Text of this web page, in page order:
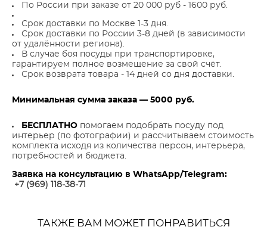
По России при заказе от 20 000 руб - 1600 руб.
Срок доставки по Москве 1-3 дня.
Срок доставки по России 3-8 дней (в зависимости
от удалённости региона).
В случае боя посуды при транспортировке,
гарантируем полное возмещение за свой счёт.
Срок возврата товара - 14 дней со дня доставки.
Минимальная сумма заказа — 5000 руб.
БЕСПЛАТНО помогаем подобрать посуду под
интерьер (по фотографии) и рассчитываем стоимость
комплекта исходя из количества персон, интерьера,
потребностей и бюджета.
Заявка на консультацию в WhatsApp/Telegram:
+7 (969) 118-38-7
ТАКЖЕ ВАМ МОЖЕТ ПОНРАВИТЬСЯ